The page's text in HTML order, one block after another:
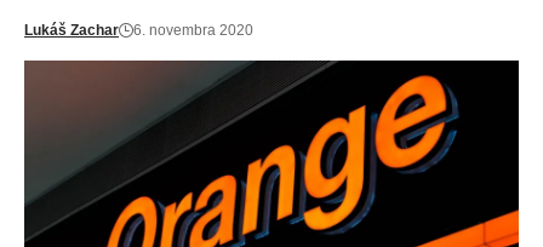
Lukáš Zachar 6. novembra 2020